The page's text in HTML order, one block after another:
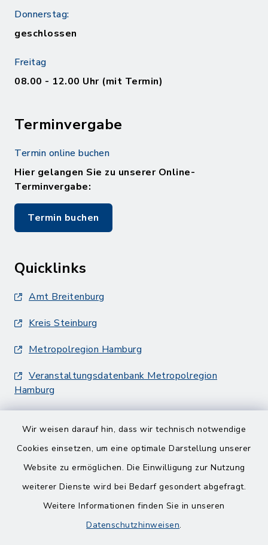
Wir weisen darauf hin, dass wir technisch notwendige
Cookies einsetzen, um eine optimale Darstellung unserer
Website zu ermöglichen. Die Einwilligung zur Nutzung
weiterer Dienste wird bei Bedarf gesondert abgefragt.
Weitere Informationen finden Sie in unseren
Datenschutzhinweisen.
Donnerstag:
geschlossen
Freitag
08.00 - 12.00 Uhr (mit Termin)
Terminvergabe
Termin online buchen
Hier gelangen Sie zu unserer Online-
Terminvergabe:
Termin buchen
Quicklinks
Amt Breitenburg
Kreis Steinburg
Metropolregion Hamburg
Veranstaltungsdatenbank Metropolregion
Hamburg
Barrierefreiheit